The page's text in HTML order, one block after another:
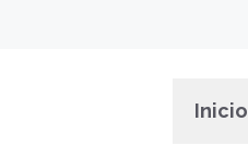
Inicio